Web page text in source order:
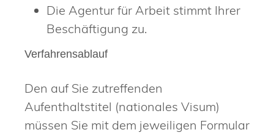
Die Agentur für Arbeit stimmt Ihrer
Beschäftigung zu.
Verfahrensablauf
Den auf Sie zutreffenden
Aufenthaltstitel (nationales Visum)
müssen Sie mit dem jeweiligen Formular